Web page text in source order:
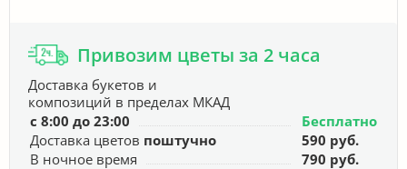
Привозим цветы за 2 часа
Доставка букетов и
композиций в пределах МКАД
с 8:00 до 23:00
Бесплатно
Доставка цветов поштучно
590 руб.
В ночное время
790 руб.